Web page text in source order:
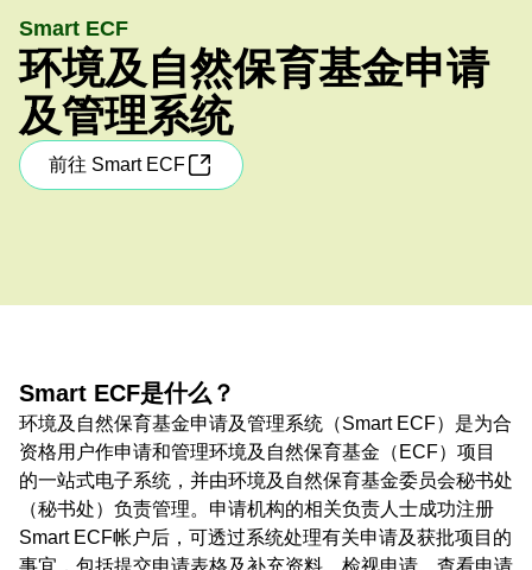
Smart ECF
环境及自然保育基金申请
及管理系统
前往 Smart ECF
Smart ECF是什么？
环境及自然保育基金申请及管理系统（Smart ECF）是为合
资格用户作申请和管理环境及自然保育基金（ECF）项目
的一站式电子系统，并由环境及自然保育基金委员会秘书处
（秘书处）负责管理。申请机构的相关负责人士成功注册
Smart ECF帐户后，可透过系统处理有关申请及获批项目的
事宜，包括提交申请表格及补充资料、检视申请、查看申请